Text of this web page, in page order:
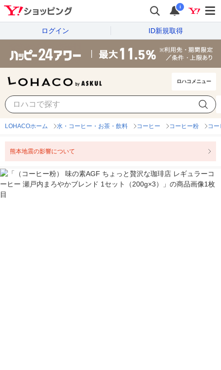
i
ログイン ID新規取得
ロハコメニュー
LOHACOホーム 水・コーヒー・お茶・飲料 コーヒー コーヒー粉 コー
熊本地震の影響について